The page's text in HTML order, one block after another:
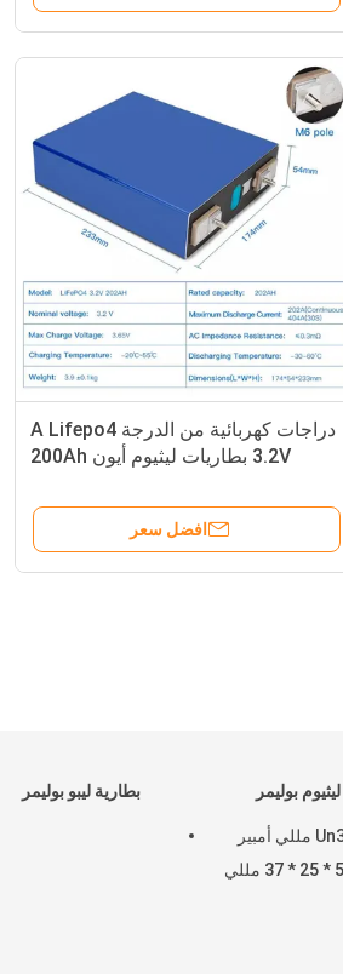
دراجات كهربائية من الدرجة A Lifepo4
3.2V بطاريات ليثيوم أيون 200Ah
افضل سعر
بطارية ليبو بوليمر
Un38.3 502535400 مللي أمبير
بطارية بلوتوث 5.0 * 25 * 37 مللي